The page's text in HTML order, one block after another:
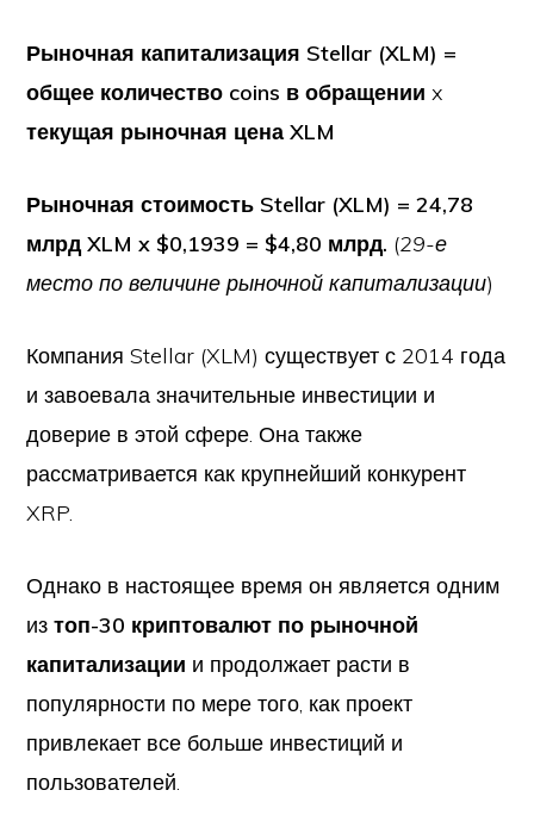
Рыночная капитализация Stellar (XLM) =
общее количество coins в обращенииx
текущая рыночная цена XLM
Рыночная стоимость Stellar (XLM) = 24,78
млрд XLM x $0,1939 = $4,80 млрд. (29-е
место по величине рыночной капитализации)
Компания Stellar (XLM) существует с 2014 года
и завоевала значительные инвестиции и
доверие в этой сфере. Она также
рассматривается как крупнейший конкурент
XRP.
Однако в настоящее время он является одним
изтоп-30 криптовалют по рыночной
капитализации и продолжает расти в
популярности по мере того, как проект
привлекает все больше инвестиций и
пользователей.